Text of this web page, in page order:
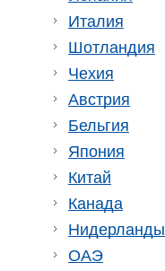
Италия
Шотландия
Чехия
Австрия
Бельгия
Япония
Китай
Канада
Нидерланды
ОАЭ